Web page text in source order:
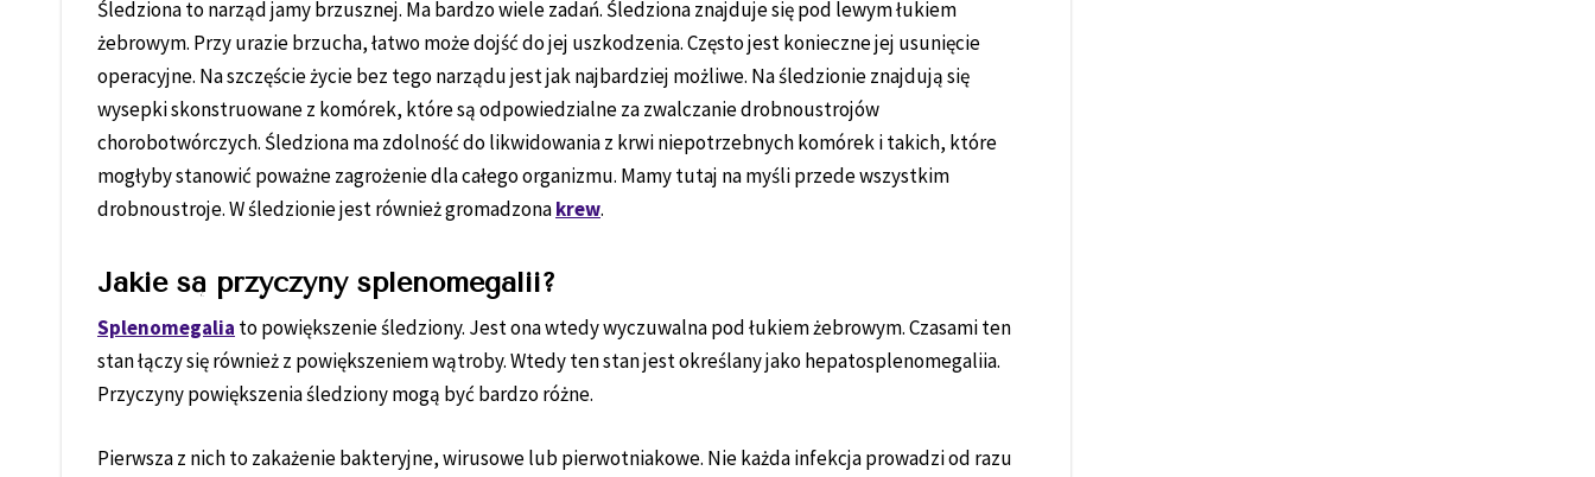
Śledziona to narząd jamy brzusznej. Ma bardzo wiele zadań. Śledziona znajduje się pod lewym łukiem
żebrowym. Przy urazie brzucha, łatwo może dojść do jej uszkodzenia. Często jest konieczne jej usunięcie
operacyjne. Na szczęście życie bez tego narządu jest jak najbardziej możliwe. Na śledzionie znajdują się
wysepki skonstruowane z komórek, które są odpowiedzialne za zwalczanie drobnoustrojów
chorobotwórczych. Śledziona ma zdolność do likwidowania z krwi niepotrzebnych komórek i takich, które
mogłyby stanowić poważne zagrożenie dla całego organizmu. Mamy tutaj na myśli przede wszystkim
drobnoustroje. W śledzionie jest również gromadzonakrew.
Jakie są przyczyny splenomegalii?
Splenomegalia to powiększenie śledziony. Jest ona wtedy wyczuwalna pod łukiem żebrowym. Czasami ten
stan łączy się również z powiększeniem wątroby. Wtedy ten stan jest określany jako hepatosplenomegaliia.
Przyczyny powiększenia śledziony mogą być bardzo różne.
Pierwsza z nich to zakażenie bakteryjne, wirusowe lub pierwotniakowe. Nie każda infekcja prowadzi od razu